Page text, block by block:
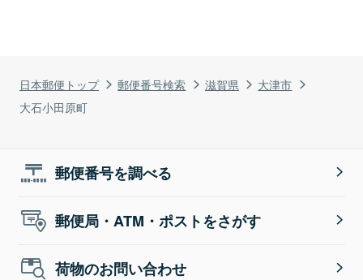
日本郵便トップ 郵便番号検索 滋賀県
大津市
大石小田原町
郵便番号を調べる
郵便局・ATM・ポストをさがす
荷物のお問い合わせ